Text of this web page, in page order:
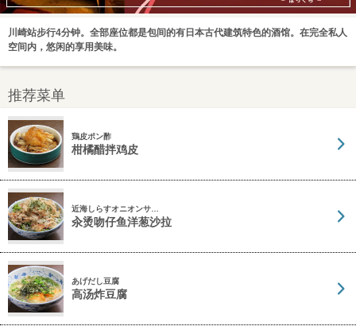
川崎站步行4分钟。全部座位都是包间的有日本古代建筑特色的酒馆。在完全私人
空间内，悠闲的享用美味。
推荐菜单
鶏皮ポン酢
柑橘醋拌鸡皮
近海しらすオニオンサ…
汆烫吻仔鱼洋葱沙拉
あげだし豆腐
高汤炸豆腐